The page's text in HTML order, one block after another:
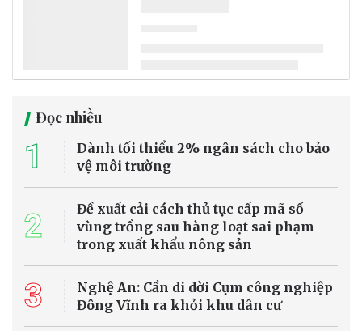
Bộ Chính trị quyết định phân công, kiện toàn Ban Chỉ đạo Trung
ương về phát triển khoa học, công nghệ, đổi mới sáng tạo và
chuyển đổi số gồm 31 đồng chí, trong đó Thủ tướng Lê Minh Hưng
làm Trưởng Ban.
Nhiều tuyến sông huyết mạch ở châu Âu cạn
nước vì nắng nóng cực đoan